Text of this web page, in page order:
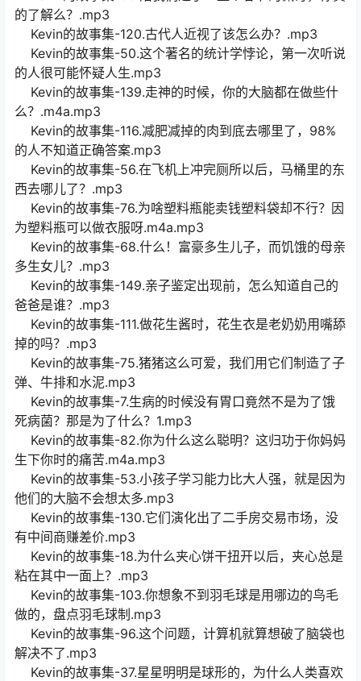
的了解么？.mp3
Kevin的故事集-120.古代人近视了该怎么办？.mp3
Kevin的故事集-50.这个著名的统计学悖论，第一次听说
的人很可能怀疑人生.mp3
Kevin的故事集-139.走神的时候，你的大脑都在做些什
么？.m4a.mp3
Kevin的故事集-116.减肥减掉的肉到底去哪里了，98%
的人不知道正确答案.mp3
Kevin的故事集-56.在飞机上冲完厕所以后，马桶里的东
西去哪儿了？.mp3
Kevin的故事集-76.为啥塑料瓶能卖钱塑料袋却不行？因
为塑料瓶可以做衣服呀.m4a.mp3
Kevin的故事集-68.什么！富豪多生儿子，而饥饿的母亲
多生女儿？.mp3
Kevin的故事集-149.亲子鉴定出现前，怎么知道自己的
爸爸是谁？.mp3
Kevin的故事集-111.做花生酱时，花生衣是老奶奶用嘴舔
掉的吗？.mp3
Kevin的故事集-75.猪猪这么可爱，我们用它们制造了子
弹、牛排和水泥.mp3
Kevin的故事集-7.生病的时候没有胃口竟然不是为了饿
死病菌？那是为了什么？1.mp3
Kevin的故事集-82.你为什么这么聪明？这归功于你妈妈
生下你时的痛苦.m4a.mp3
Kevin的故事集-53.小孩子学习能力比大人强，就是因为
他们的大脑不会想太多.mp3
Kevin的故事集-130.它们演化出了二手房交易市场，没
有中间商赚差价.mp3
Kevin的故事集-18.为什么夹心饼干扭开以后，夹心总是
粘在其中一面上？.mp3
Kevin的故事集-103.你想象不到羽毛球是用哪边的鸟毛
做的，盘点羽毛球制.mp3
Kevin的故事集-96.这个问题，计算机就算想破了脑袋也
解决不了.mp3
Kevin的故事集-37.星星明明是球形的，为什么人类喜欢